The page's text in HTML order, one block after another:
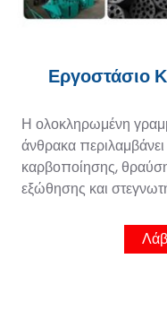
Εργοστάσιο
Η ολοκληρωμένη
άνθρακα
καρβοποίησης,
εξώθησης και